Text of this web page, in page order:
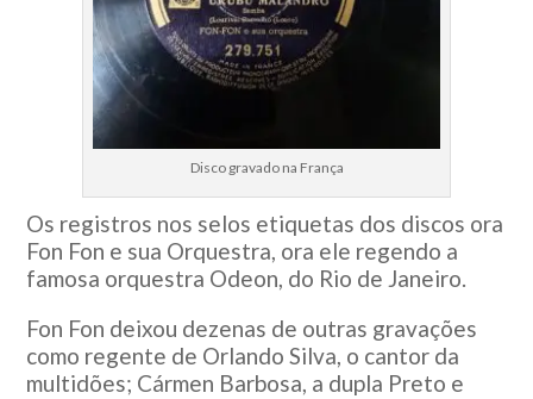
Disco gravado na França
Os registros nos selos etiquetas dos discos ora
Fon Fon e sua Orquestra, ora ele regendo a
famosa orquestra Odeon, do Rio de Janeiro.
Fon Fon deixou dezenas de outras gravações
como regente de Orlando Silva, o cantor da
multidões; Cármen Barbosa, a dupla Preto e